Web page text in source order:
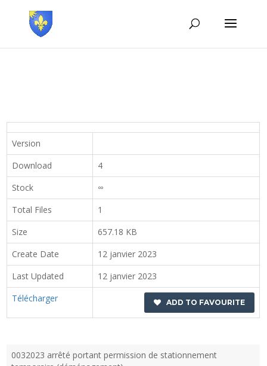
Version
Download
4
Stock
∞
Total Files
1
Size
657.18 KB
Create Date
12 janvier 2023
Last Updated
12 janvier 2023
Télécharger
ADD TO FAVOURITE
0032023 arrêté portant permission de stationnement